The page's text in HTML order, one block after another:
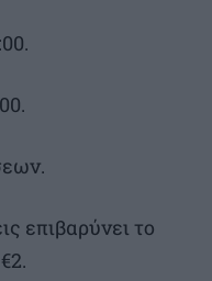
επιβαρύνει το